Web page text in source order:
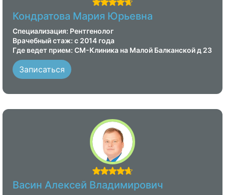
воды за 4 часа. .
Кондратова Мария Юрьевна
Специализация: Рентгенолог
Врачебный стаж: с 2014 года
Где ведет прием: СМ-Клиника на Малой Балканской д 23
Записаться
Васин Алексей Владимирович